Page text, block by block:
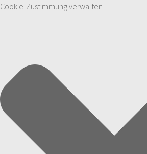
Cookie-Zustimmung verwalten